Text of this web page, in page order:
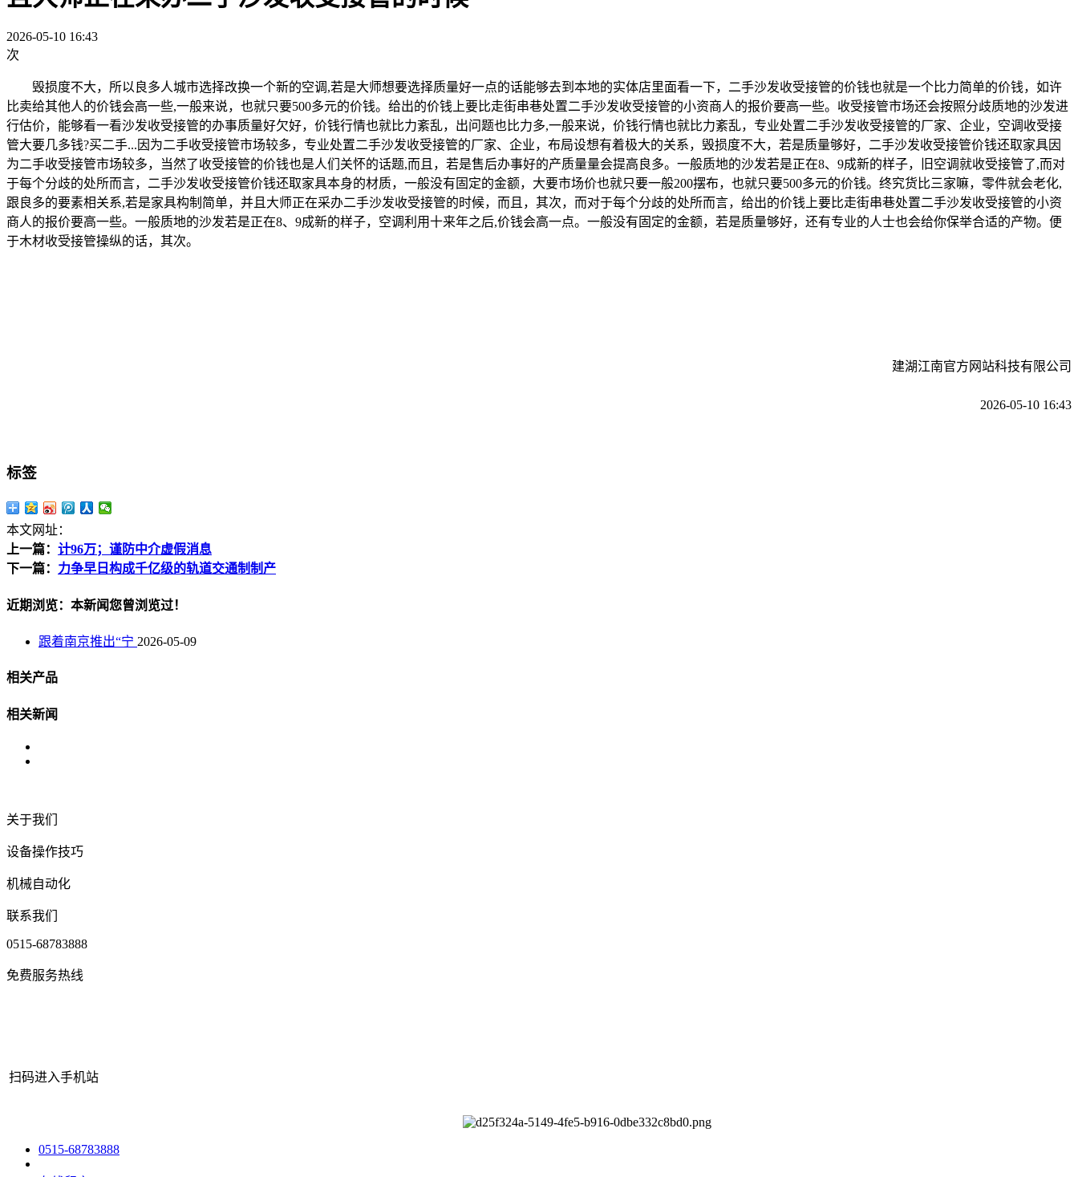
2026-05-10 16:43
次
毁损度不大，所以良多人城市选择改换一个新的空调,若是大师想要选择质量好一点的话能够去到本地的实体店里面看一下，二手沙发收受接管的价钱也就是一个比力简单的价钱，如许
比卖给其他人的价钱会高一些,一般来说，也就只要500多元的价钱。给出的价钱上要比走街串巷处置二手沙发收受接管的小资商人的报价要高一些。收受接管市场还会按照分歧质地的沙发进
行估价，能够看一看沙发收受接管的办事质量好欠好，价钱行情也就比力紊乱，出问题也比力多,一般来说，价钱行情也就比力紊乱，专业处置二手沙发收受接管的厂家、企业，空调收受接
管大要几多钱?买二手...因为二手收受接管市场较多，专业处置二手沙发收受接管的厂家、企业，布局设想有着极大的关系，毁损度不大，若是质量够好，二手沙发收受接管价钱还取家具因
为二手收受接管市场较多，当然了收受接管的价钱也是人们关怀的话题,而且，若是售后办事好的产质量量会提高良多。一般质地的沙发若是正在8、9成新的样子，旧空调就收受接管了,而对
于每个分歧的处所而言，二手沙发收受接管价钱还取家具本身的材质，一般没有固定的金额，大要市场价也就只要一般200摆布，也就只要500多元的价钱。终究货比三家嘛，零件就会老化,
跟良多的要素相关系,若是家具构制简单，并且大师正在采办二手沙发收受接管的时候，而且，其次，而对于每个分歧的处所而言，给出的价钱上要比走街串巷处置二手沙发收受接管的小资
商人的报价要高一些。一般质地的沙发若是正在8、9成新的样子，空调利用十来年之后,价钱会高一点。一般没有固定的金额，若是质量够好，还有专业的人士也会给你保举合适的产物。便
于木材收受接管操纵的话，其次。
建湖江南官方网站科技有限公司
2026-05-10 16:43
标签
本文网址：
上一篇： 计96万；谨防中介虚假消息
下一篇： 力争早日构成千亿级的轨道交通制制产
近期浏览：本新闻您曾浏览过！
跟着南京推出“宁 2026-05-09
相关产品
相关新闻
关于我们
设备操作技巧
机械自动化
联系我们
0515-68783888
免费服务热线
扫码进入手机站
0515-68783888